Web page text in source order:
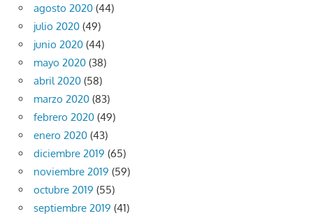
agosto 2020 (44)
julio 2020 (49)
junio 2020 (44)
mayo 2020 (38)
abril 2020 (58)
marzo 2020 (83)
febrero 2020 (49)
enero 2020 (43)
diciembre 2019 (65)
noviembre 2019 (59)
octubre 2019 (55)
septiembre 2019 (41)